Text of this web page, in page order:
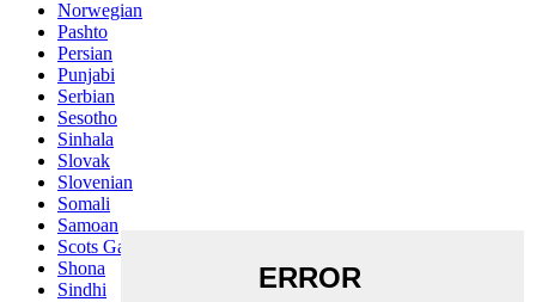
Norwegian
Pashto
Persian
Punjabi
Serbian
Sesotho
Sinhala
Slovak
Slovenian
Somali
Samoan
Scots Gaelic
Shona
Sindhi